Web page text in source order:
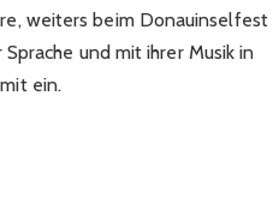
weiters beim Donauinselfest
und mit ihrer Musik in
ein.